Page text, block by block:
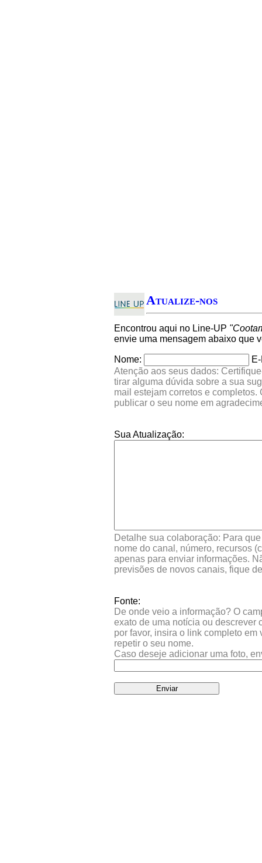
Atualize-nos
Encontrou aqui no Line-UP
envie uma mensagem abaixo que
Nome:
Atenção aos seus dados:
tirar alguma dúvida sobre a sua
mail estejam corretos e
publicar o seu nome em
Sua Atualização:
Detalhe sua colaboração: Para
nome do canal, número, recursos
apenas para enviar informações.
previsões de novos canais, fique
Fonte:
De onde veio a informação? O
exato de uma notícia ou descrever
por favor, insira o link completo
repetir o seu nome.
Caso deseje adicionar uma foto,